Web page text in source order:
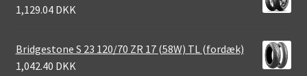
1,129.04 DKK
Bridgestone S 23 120/70 ZR 17 (58W) TL (fordæk)
1,042.40 DKK